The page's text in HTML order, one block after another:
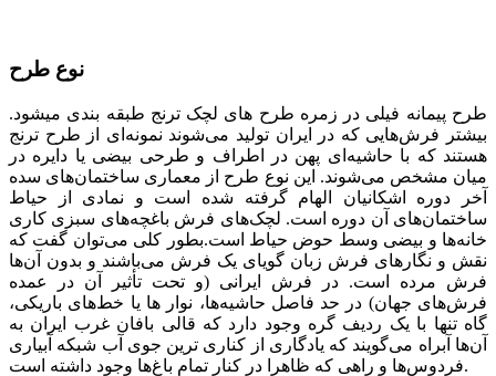
نوع طرح
طرح پیمانه فیلی در زمره طرح های لچک ترنج طبقه بندی می­شود.
بیشتر فرش‌هایی که در ایران تولید می‌شوند نمونه‌ای از طرح ترنج
هستند که با حاشیه‌ای پهن در اطراف و طرحی بیضی یا دایره در
میان مشخص می‌شوند. این نوع طرح از معماری ساختمان‌های سده
آخر دوره اشکانیان الهام گرفته شده است و نمادی از حیاط
ساختمان‌های آن دوره است. لچک‌های فرش باغچه‌های سبزی کاری
خانه‌ها و بیضی وسط حوض حیاط است.بطور کلی می‌توان گفت که
نقش و نگارهای فرش زبان گویای یک فرش می‌باشند و بدون آن‌ها
فرش مرده است. در فرش ایرانی (و تحت تأثیر آن در عمده
فرش‌های جهان) در حد فاصل حاشیه‌ها، نوار ها یا خط‌های باریکی،
‌گاه تنها با یک ردیف گره وجود دارد که قالی بافان غرب ایران به
آن‌ها آبراه می‌گویند که یادگاری از کناری ترین جوی آب شبکه‌ آبیاری
فردوس‌ها و راهی که ظاهرا در کنار تمام باغ‌ها وجود داشته است.